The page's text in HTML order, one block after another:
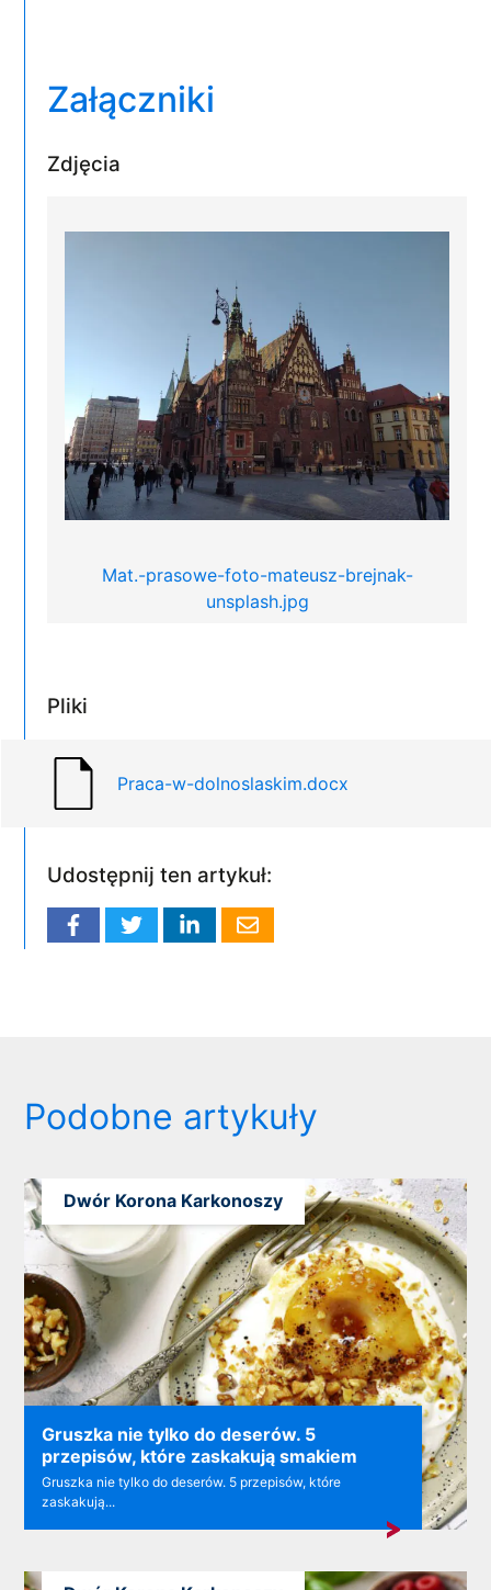
Załączniki
Zdjęcia
Mat.-prasowe-foto-mateusz-brejnak-
unsplash.jpg
Pliki
Praca-w-dolnoslaskim.docx
Udostępnij ten artykuł:
Podobne artykuły
Gruszka nie tylko do deserów. 5
przepisów, które zaskakują smakiem
Gruszka nie tylko do deserów. 5 przepisów, które
zaskakują...
Dwór Korona Karkonoszy